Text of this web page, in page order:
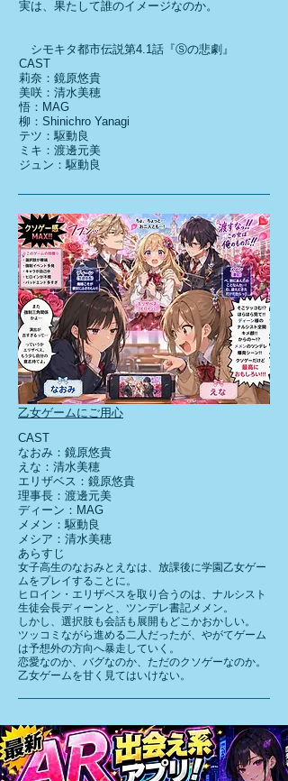
実は、果たして誰のイメージなのか。
シモキタ都市伝説第4.1話『Ⓢの悲劇』
CAST
莉奈：鏡原悠貴
美咲：清水美穂
悟：MAG
柳：Shinichro Yanagi
テツ：駆動良
ミキ：渡邊元美
ジュン：駆動良
乙女ゲームにご用心
CAST
なおみ：鏡原悠貴
えな：清水美穂
エリザベス：鏡原悠貴
理事長：渡邊元美
ディーン：MAG
メメン：駆動良
メシア：清水美穂
あらすじ
女子高生のなおみとえなは、放課後に学園乙女ゲー
ムをプレイすることに。
ヒロイン・エリザベスを取り合うのは、ナルシスト
生徒会長ディーンと、ツンデレ書記メメン。
しかし、選択肢も会話も展開もどこかおかしい。
ツッコミながら進める二人だったが、やがてゲーム
は予想外の方向へ暴走していく。
恋愛なのか、バグなのか、ただのクソゲーなのか。
乙女ゲームを甘く見てはいけない。